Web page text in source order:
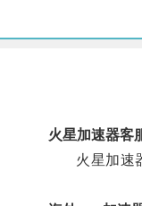
火星加速器客
火星加速器